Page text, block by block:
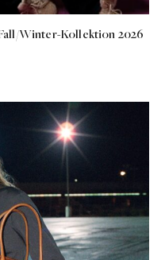
Winter-Kollektion 2026